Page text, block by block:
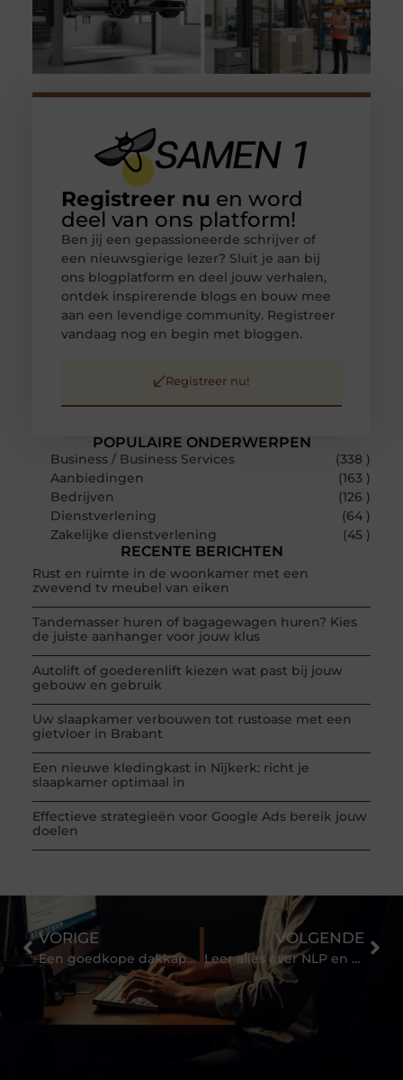
POPULAIRE ONDERWERPEN
Business / Business Services
(338 )
Aanbiedingen
(163 )
Bedrijven
(126 )
Dienstverlening
(64 )
Zakelijke dienstverlening
(45 )
RECENTE BERICHTEN
Rust en ruimte in de woonkamer met een
zwevend tv meubel van eiken
Tandemasser huren of bagagewagen huren? Kies
de juiste aanhanger voor jouw klus
Autolift of goederenlift kiezen wat past bij jouw
gebouw en gebruik
Uw slaapkamer verbouwen tot rustoase met een
gietvloer in Brabant
Een nieuwe kledingkast in Nijkerk: richt je
slaapkamer optimaal in
Effectieve strategieën voor Google Ads bereik jouw
doelen
Registreer nu en word
deel van ons platform!
Ben jij een gepassioneerde schrijver of
een nieuwsgierige lezer? Sluit je aan bij
ons blogplatform en deel jouw verhalen,
ontdek inspirerende blogs en bouw mee
aan een levendige community. Registreer
vandaag nog en begin met bloggen.
Registreer nu!
VORIGE
Een goedkope dakkapel laten plaatsen
VOLGENDE
Leer alles over NLP en volg de opleiding tot practitioner